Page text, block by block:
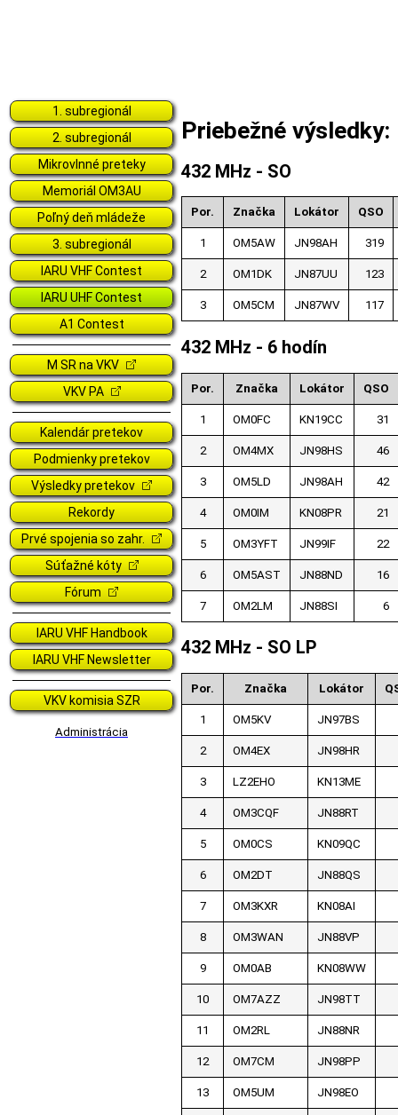
1. subregionál
2. subregionál
Mikrovlnné preteky
Memoriál OM3AU
Poľný deň mládeže
3. subregionál
IARU VHF Contest
IARU UHF Contest
A1 Contest
M SR na VKV
VKV PA
Kalendár pretekov
Podmienky pretekov
Výsledky pretekov
Rekordy
Prvé spojenia so zahr.
Súťažné kóty
Fórum
IARU VHF Handbook
IARU VHF Newsletter
VKV komisia SZR
Administrácia
Priebežné
432 MHz - SO
Por. Značka Lokátor QSO
1 OM5AW JN98AH 319
2 OM1DK JN87UU 123
3 OM5CM JN87WV 117
432 MHz - 6 hodín
Por. Značka Lokátor QSO
1 OM0FC KN19CC 31
2 OM4MX JN98HS 46
3 OM5LD JN98AH 42
4 OM0IM KN08PR 21
5 OM3YFT JN99IF 22
6 OM5AST JN88ND 16
7 OM2LM JN88SI 6
432 MHz - SO LP
Por. Značka Lokátor
1 OM5KV JN97BS
2 OM4EX JN98HR
3 LZ2EHO KN13ME
4 OM3CQF JN88RT
5 OM0CS KN09QC
6 OM2DT JN88QS
7 OM3KXR KN08AI
8 OM3WAN JN88VP
9 OM0AB KN08WW
10 OM7AZZ JN98TT
11 OM2RL JN88NR
12 OM7CM JN98PP
13 OM5UM JN98EO